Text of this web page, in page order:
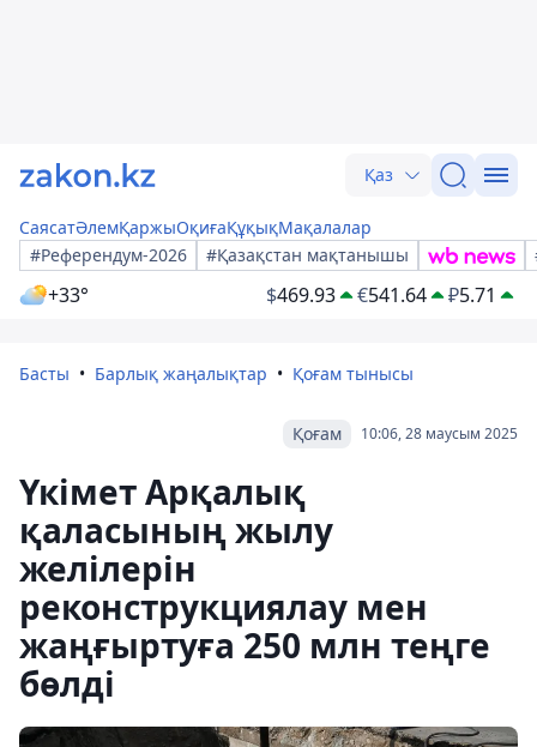
Қаз
СаясатӘлемҚаржыОқиғаҚұқықМақалалар
#Референдум-2026
#Қазақстан мақтанышы
+33° $469.93 €541.64 ₽5.71
Басты Барлық жаңалықтар Қоғам тынысы
10:06, 28 маусым 2025
Қоғам
Үкімет Арқалық
қаласының жылу
желілерін
реконструкциялау мен
жаңғыртуға 250 млн теңге
бөлді